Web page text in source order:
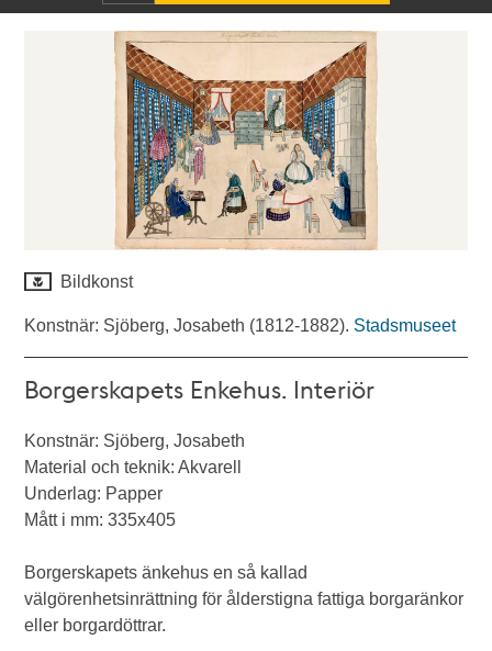
Bildkonst
Konstnär: Sjöberg, Josabeth (1812-1882). Stadsmuseet
Borgerskapets Enkehus. Interiör
Konstnär: Sjöberg, Josabeth
Material och teknik: Akvarell
Underlag: Papper
Mått i mm: 335x405
Borgerskapets änkehus en så kallad
välgörenhetsinrättning för ålderstigna fattiga borgaränkor
eller borgardöttrar.